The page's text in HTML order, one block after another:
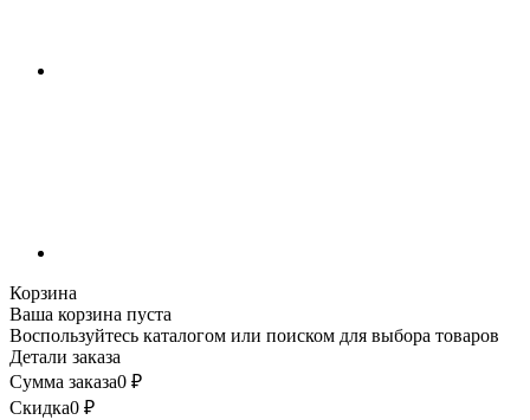
Корзина
Ваша корзина пуста
Воспользуйтесь каталогом или поиском для выбора товаров
Детали заказа
Сумма заказа0 ₽
Скидка0 ₽